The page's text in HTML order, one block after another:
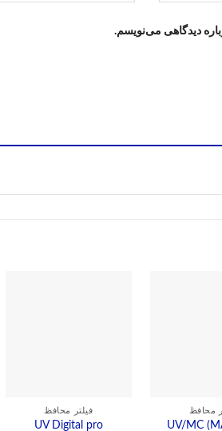
دیدگاهی می‌نویسم.
محافظ
UV/MC
فیلتر محافظ
UV Digital pro